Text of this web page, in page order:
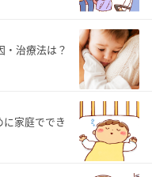
・治療法は？
家庭ででき